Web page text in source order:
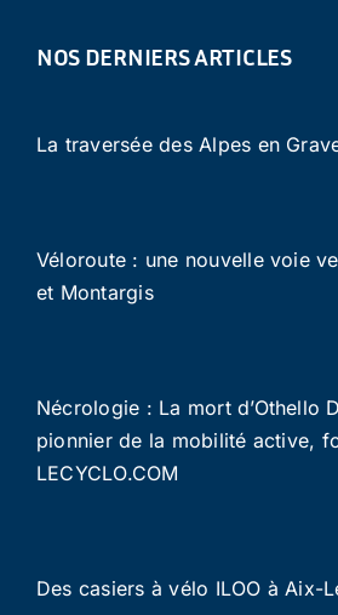
NOS DERNIERS ARTICLES
La traversée des Alpes en
Véloroute : une nouvelle voie
et Montargis
Nécrologie : La mort d’Othello
pionnier de la mobilité active,
LECYCLO.COM
Des casiers à vélo ILOO à Aix-